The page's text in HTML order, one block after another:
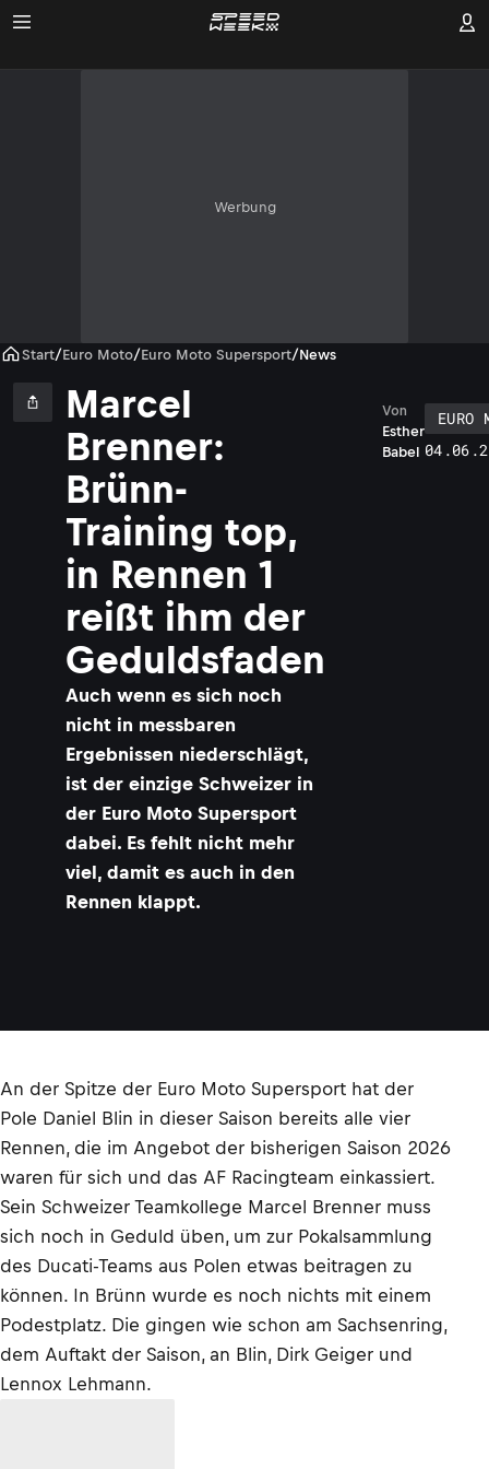
Werbung
Start/Euro Moto/Euro Moto Supersport/News
Marcel
Brenner:
Brünn-
Training top,
in Rennen 1
reißt ihm der
Geduldsfaden
Auch wenn es sich noch
nicht in messbaren
Ergebnissen niederschlägt,
ist der einzige Schweizer in
der Euro Moto Supersport
dabei. Es fehlt nicht mehr
viel, damit es auch in den
Rennen klappt.
Esther
Babel
Von
EURO
An der Spitze der Euro Moto Supersport hat der
Pole Daniel Blin in dieser Saison bereits alle vier
Rennen, die im Angebot der bisherigen Saison 2026
waren für sich und das AF Racingteam einkassiert.
Sein Schweizer Teamkollege Marcel Brenner muss
sich noch in Geduld üben, um zur Pokalsammlung
des Ducati-Teams aus Polen etwas beitragen zu
können. In Brünn wurde es noch nichts mit einem
Podestplatz. Die gingen wie schon am Sachsenring,
dem Auftakt der Saison, an Blin, Dirk Geiger und
Lennox Lehmann.